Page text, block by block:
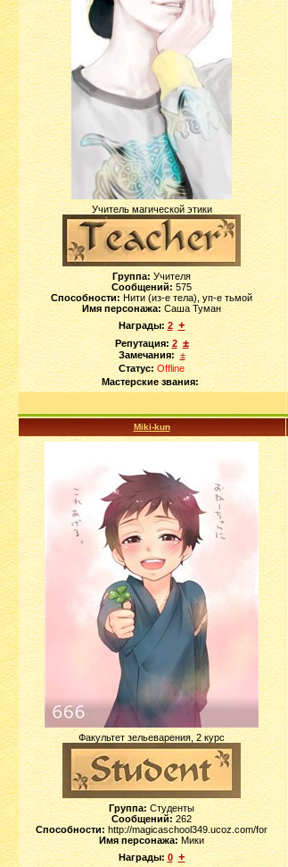
Учитель магической этики
Группа:Учителя
Сообщений: 575
Способности: Нити (из-е тела), уп-е тьмой
Имя персонажа: Саша Туман
Награды: 2 +
Репутация: 2 ±
Замечания: ±
Статус: Offline
Мастерские звания:
Miki-kun
Факультет зельеварения, 2 курс
Группа: Студенты
Сообщений: 262
Способности: http://magicaschool349.ucoz.com/for
Имя персонажа: Мики
Награды: 0 +